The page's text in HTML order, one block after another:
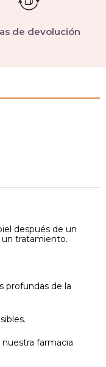
de devolución
después de un
tratamiento.
profundas de la
farmacia